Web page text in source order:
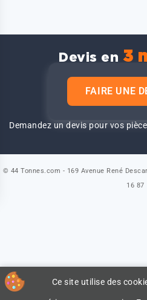
Devis en 3
FAIRE UNE
Demandez un devis pour vos
Ce site utilise des
© 44 Tonnes.com - 169 Avenue René
16 87